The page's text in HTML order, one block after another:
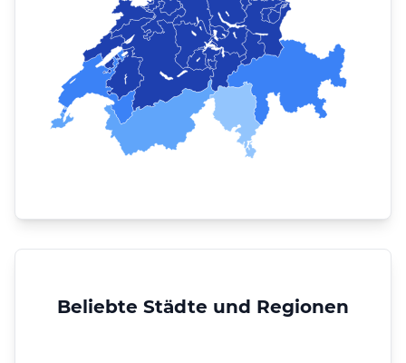
Beliebte Städte und Regionen